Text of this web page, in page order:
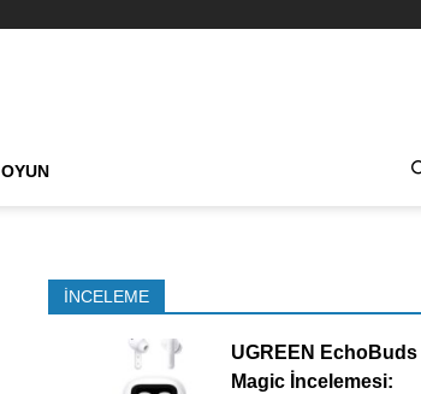
OYUN
İNCELEME
UGREEN EchoBuds
Magic İncelemesi: